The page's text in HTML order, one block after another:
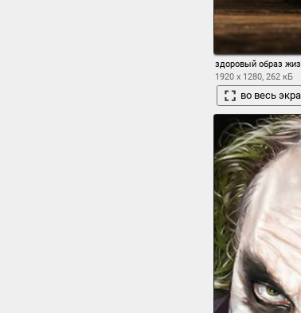
здоровый образ
1920 x 1280, 262 кБ
во весь